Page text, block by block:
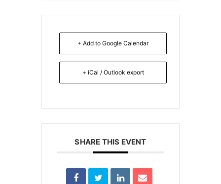
+ Add to Google Calendar
+ iCal / Outlook export
SHARE THIS EVENT